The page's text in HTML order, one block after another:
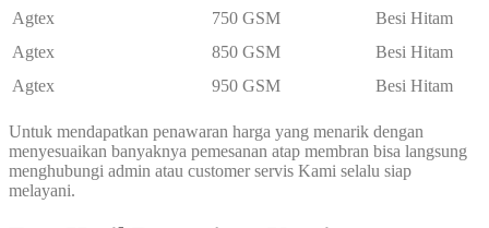
Agtex
750 GSM
Besi Hitam
Agtex
850 GSM
Besi Hitam
Agtex
950 GSM Besi Hitam
Untuk mendapatkan penawaran harga yang menarik dengan
menyesuaikan banyaknya pemesanan atap membran bisa langsung
menghubungi admin atau customer servis Kami selalu siap
melayani.